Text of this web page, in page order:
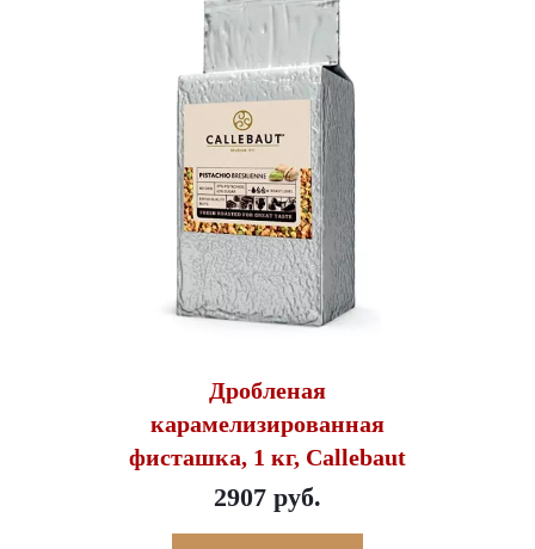
Дробленая
карамелизированная
фисташка, 1 кг, Callebaut
2907 руб.